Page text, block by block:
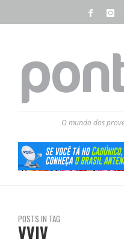
O mundo dos
POSTS IN TAG
VVIV